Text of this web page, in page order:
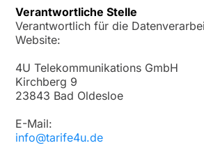
Verantwortliche Stelle
Verantwortlich für die
Website:
4U Telekommunikations GmbH
Kirchberg 9
23843 Bad Oldesloe
E-Mail:
info@tarife4u.de